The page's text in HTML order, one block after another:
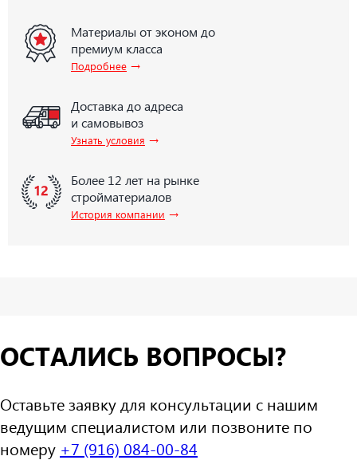
Материалы от эконом до
премиум класса
Подробнее →
Доставка до адреса
и самовывоз
Узнать условия →
Более 12 лет на рынке
стройматериалов
История компании →
ОСТАЛИСЬ ВОПРОСЫ?
Оставьте заявку для консультации с нашим
ведущим специалистом или позвоните по
номеру +7 (916) 084-00-84